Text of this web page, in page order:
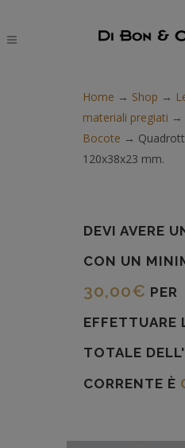
Home → Shop →
materiali pregiati →
Bocote →
120x38x23 mm.
DEVI AVERE
CON UN
30,00€ PER
EFFETTUARE
TOTALE
CORRENTE È